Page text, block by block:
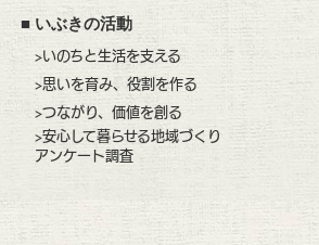
■いぶきの活動
>いのちと生活を支える
>思いを育み、役割を作る
>つながり、価値を創る
>安心して暮らせる地域づくり
アンケート調査